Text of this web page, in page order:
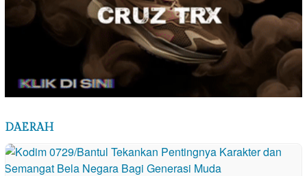
DAERAH